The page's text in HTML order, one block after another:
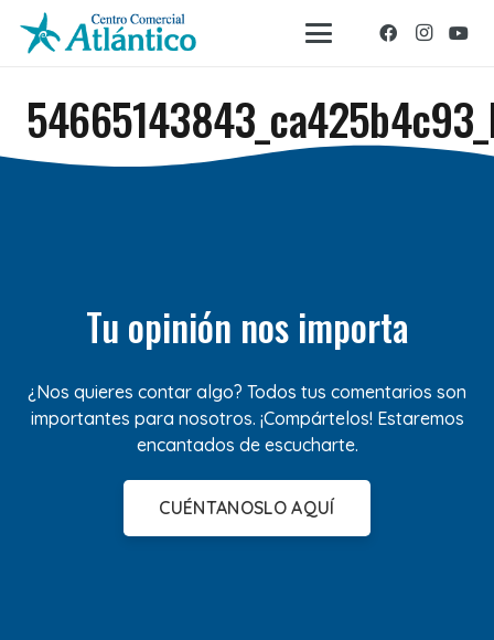
Tu opinión nos importa
¿Nos quieres contar algo? Todos tus comentarios son
importantes para nosotros. ¡Compártelos! Estaremos
encantados de escucharte.
CUÉNTANOSLO AQUÍ